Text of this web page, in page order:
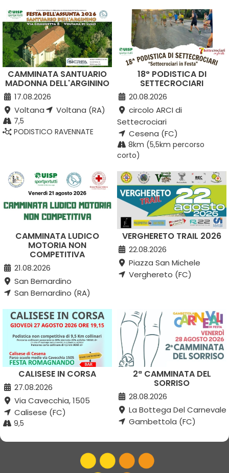
CAMMINATA SANTUARIO
MADONNA DELL'ARGININO
17.08.2026
Voltana
Voltana (RA)
7,5
PODISTICO RAVENNATE
18° PODISTICA DI
SETTECROCIARI
20.08.2026
circolo ARCI di
Settecrociari
Cesena (FC)
8km (5,5km percorso
corto)
CAMMINATA LUDICO
MOTORIA NON
COMPETITIVA
21.08.2026
San Bernardino
San Bernardino (RA)
VERGHERETO TRAIL 2026
22.08.2026
Piazza San Michele
Verghereto (FC)
CALISESE IN CORSA
27.08.2026
Via Cavecchia, 1505
Calisese (FC)
9,5
2ª CAMMINATA DEL
SORRISO
28.08.2026
La Bottega Del Carnevale
Gambettola (FC)